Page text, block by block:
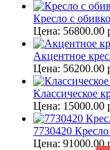
Кресло с
Цена: 56800.00
Акцентное
Цена: 56200.00
Классическое
Цена: 15000.00
7730420
Цена: 91000.00